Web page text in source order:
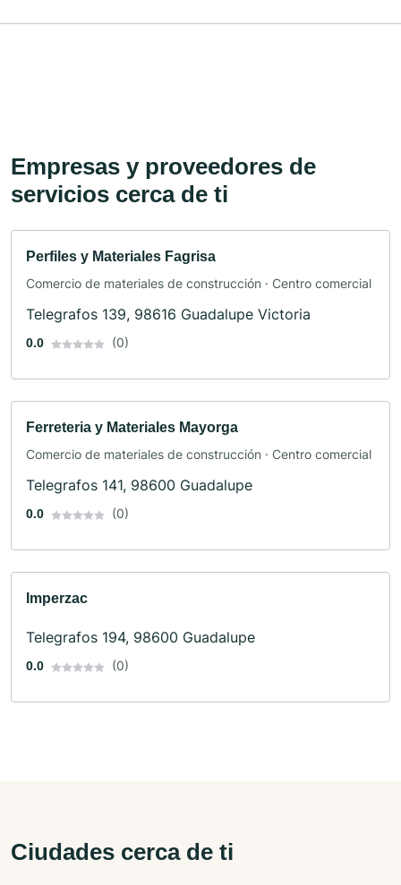
Empresas y proveedores de
servicios cerca de ti
Perfiles y Materiales Fagrisa
Comercio de materiales de construcción · Centro comercial
Telegrafos 139, 98616 Guadalupe Victoria
0.0 (0)
Ferreteria y Materiales Mayorga
Comercio de materiales de construcción · Centro comercial
Telegrafos 141, 98600 Guadalupe
0.0 (0)
Imperzac
Telegrafos 194, 98600 Guadalupe
0.0 (0)
Ciudades cerca de ti